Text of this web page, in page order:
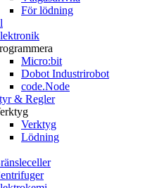
För lödning
Micro:bit
Dobot Industrirobot
code.Node
& Regler
Verktyg
Lödning